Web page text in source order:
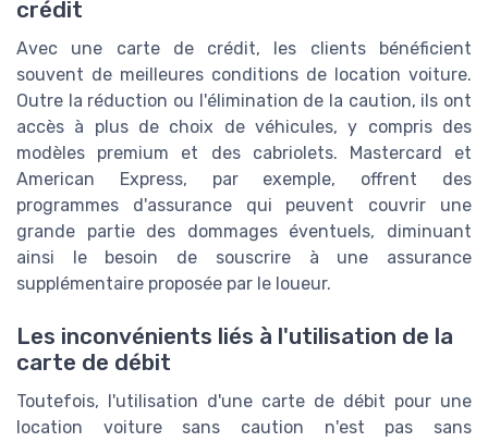
crédit
Avec une carte de crédit, les clients bénéficient
souvent de meilleures conditions de location voiture.
Outre la réduction ou l'élimination de la caution, ils ont
accès à plus de choix de véhicules, y compris des
modèles premium et des cabriolets. Mastercard et
American Express, par exemple, offrent des
programmes d'assurance qui peuvent couvrir une
grande partie des dommages éventuels, diminuant
ainsi le besoin de souscrire à une assurance
supplémentaire proposée par le loueur.
Les inconvénients liés à l'utilisation de la
carte de débit
Toutefois, l'utilisation d'une carte de débit pour une
location voiture sans caution n'est pas sans